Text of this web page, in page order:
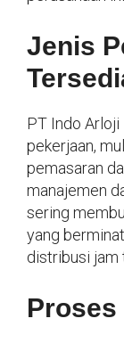
Jenis
PT Indo
pekerjaan,
pemasaran
manajemen
sering
yang
distribusi jam